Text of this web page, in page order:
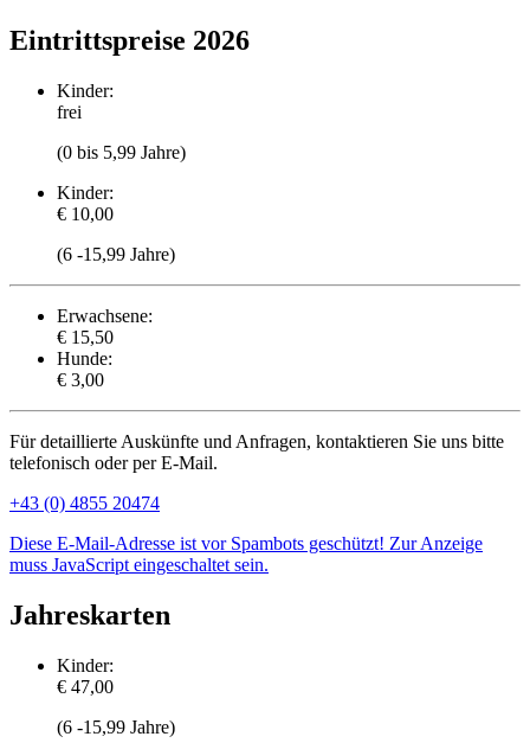
Eintrittspreise 2026
Kinder:
frei
(0 bis 5,99 Jahre)
Kinder:
€ 10,00
(6 -15,99 Jahre)
Erwachsene:
€ 15,50
Hunde:
€ 3,00
Für detaillierte Auskünfte und Anfragen, kontaktieren Sie uns bitte
telefonisch oder per E-Mail.
+43 (0) 4855 20474
Diese E-Mail-Adresse ist vor Spambots geschützt! Zur Anzeige
muss JavaScript eingeschaltet sein.
Jahreskarten
Kinder:
€ 47,00
(6 -15,99 Jahre)